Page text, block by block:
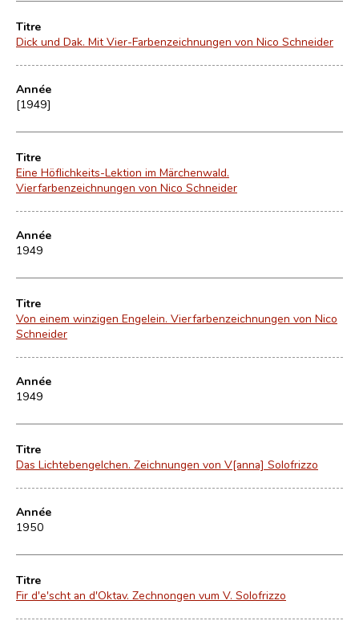
Titre
Dick und Dak. Mit Vier-Farbenzeichnungen von Nico Schneider
Année
[1949]
Titre
Eine Höflichkeits-Lektion im Märchenwald.
Vierfarbenzeichnungen von Nico Schneider
Année
1949
Titre
Von einem winzigen Engelein. Vierfarbenzeichnungen von Nico
Schneider
Année
1949
Titre
Das Lichtebengelchen. Zeichnungen von V[anna] Solofrizzo
Année
1950
Titre
Fir d'e'scht an d'Oktav. Zechnongen vum V. Solofrizzo